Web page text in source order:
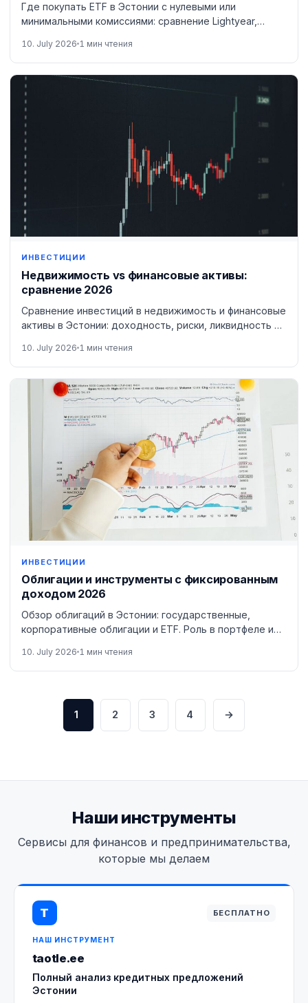
Где покупать ETF в Эстонии с нулевыми или
минимальными комиссиями: сравнение Lightyear,
10. July 2026 1 мин чтения
ИНВЕСТИЦИИ
Недвижимость vs финансовые активы:
сравнение 2026
Сравнение инвестиций в недвижимость и финансовые
активы в Эстонии: доходность, риски, ликвидность и
10. July 2026 1 мин чтения
ИНВЕСТИЦИИ
Облигации и инструменты с фиксированным
доходом 2026
Обзор облигаций в Эстонии: государственные,
корпоративные облигации и ETF. Роль в портфеле и
10. July 2026 1 мин чтения
1 2 3 4 →
Наши инструменты
Сервисы для финансов и предпринимательства,
которые мы делаем
T БЕСПЛАТНО
НАШ ИНСТРУМЕНТ
taotle.ee
Полный анализ кредитных предложений
Эстонии